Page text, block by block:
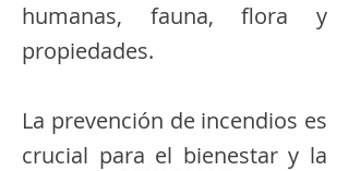
humanas, fauna, flora y
propiedades.
La prevención de incendios es
crucial para el bienestar y la